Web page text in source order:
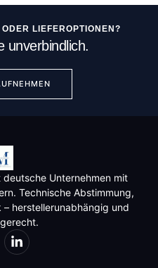
LIEFEROPTIONEN?
unverbindlich.
Unternehmen mit
Technische Abstimmung,
herstellerunabhängig und